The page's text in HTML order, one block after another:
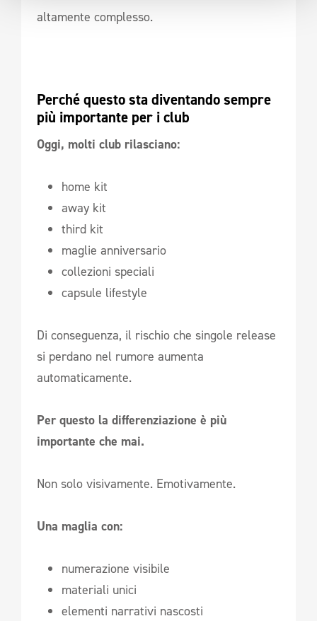
altamente complesso.
Perché questo sta diventando sempre
più importante per i club
Oggi, molti club rilasciano:
home kit
away kit
third kit
maglie anniversario
collezioni speciali
capsule lifestyle
Di conseguenza, il rischio che singole release
si perdano nel rumore aumenta
automaticamente.
Per questo la differenziazione è più
importante che mai.
Non solo visivamente. Emotivamente.
Una maglia con:
numerazione visibile
materiali unici
elementi narrativi nascosti